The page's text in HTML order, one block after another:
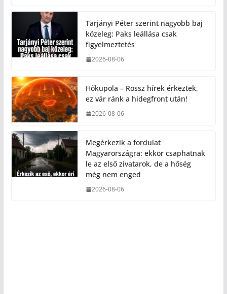
Tarjányi Péter szerint nagyobb baj
közeleg: Paks leállása csak
figyelmeztetés
2026-08-06
Hőkupola – Rossz hírek érkeztek,
ez vár ránk a hidegfront után!
2026-08-06
Megérkezik a fordulat
Magyarországra: ekkor csaphatnak
le az első zivatarok, de a hőség
még nem enged
2026-08-06